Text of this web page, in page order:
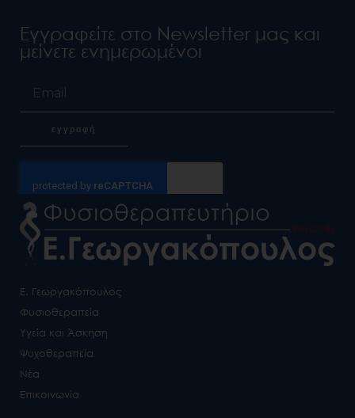
Εγγραφείτε στο Newsletter μας και
μείνετε ενημερωμένοι
εγγραφή
Ε. Γεωργακόπουλος
Φυσιοθεραπεία
Υγεία και Άσκηση
Ψυχοθεραπεία
Νέα
Επικοινωνία